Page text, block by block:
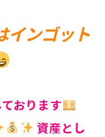
インゴット
おります
資産とし